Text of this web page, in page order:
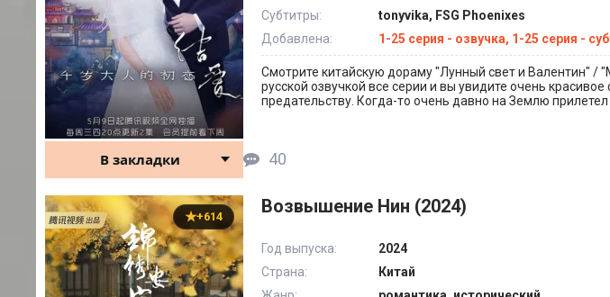
Субтитры:
tonyvika, FSG Phoenixes
Добавлена:
1-25 серия - озвучка, 1-25 серия -
Смотрите китайскую дораму "Лунный свет и Валентин" /
русской озвучкой все серии и вы увидите очень
предательству. Когда-то очень давно на Землю прилетел
В закладки 40
+614 Возвышение Нин (2024)
Год выпуска:
2024
Страна:
Китай